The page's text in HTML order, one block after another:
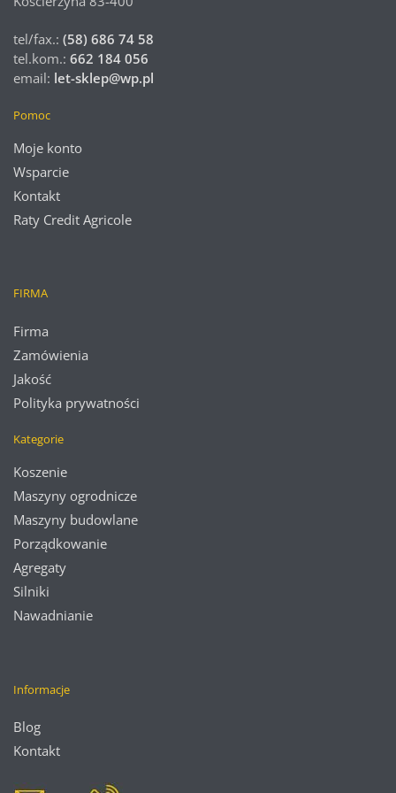
tel/fax.: (58) 686 74 58
tel.kom.: 662 184 056
email: let-sklep@wp.pl
Pomoc
Moje konto
Wsparcie
Kontakt
Raty Credit Agricole
FIRMA
Firma
Zamówienia
Jakość
Polityka prywatności
Kategorie
Koszenie
Maszyny ogrodnicze
Maszyny budowlane
Porządkowanie
Agregaty
Silniki
Nawadnianie
Informacje
Blog
Kontakt